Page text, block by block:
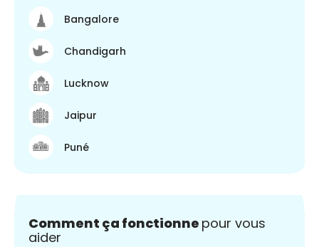
Bangalore
Chandigarh
Lucknow
Jaipur
Puné
Comment ça fonctionne pour vous
aider